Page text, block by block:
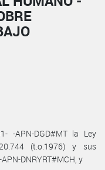
-APN-DGD#MT la Ley
(t.o.1976) y sus
DNRYRT#MCH, y